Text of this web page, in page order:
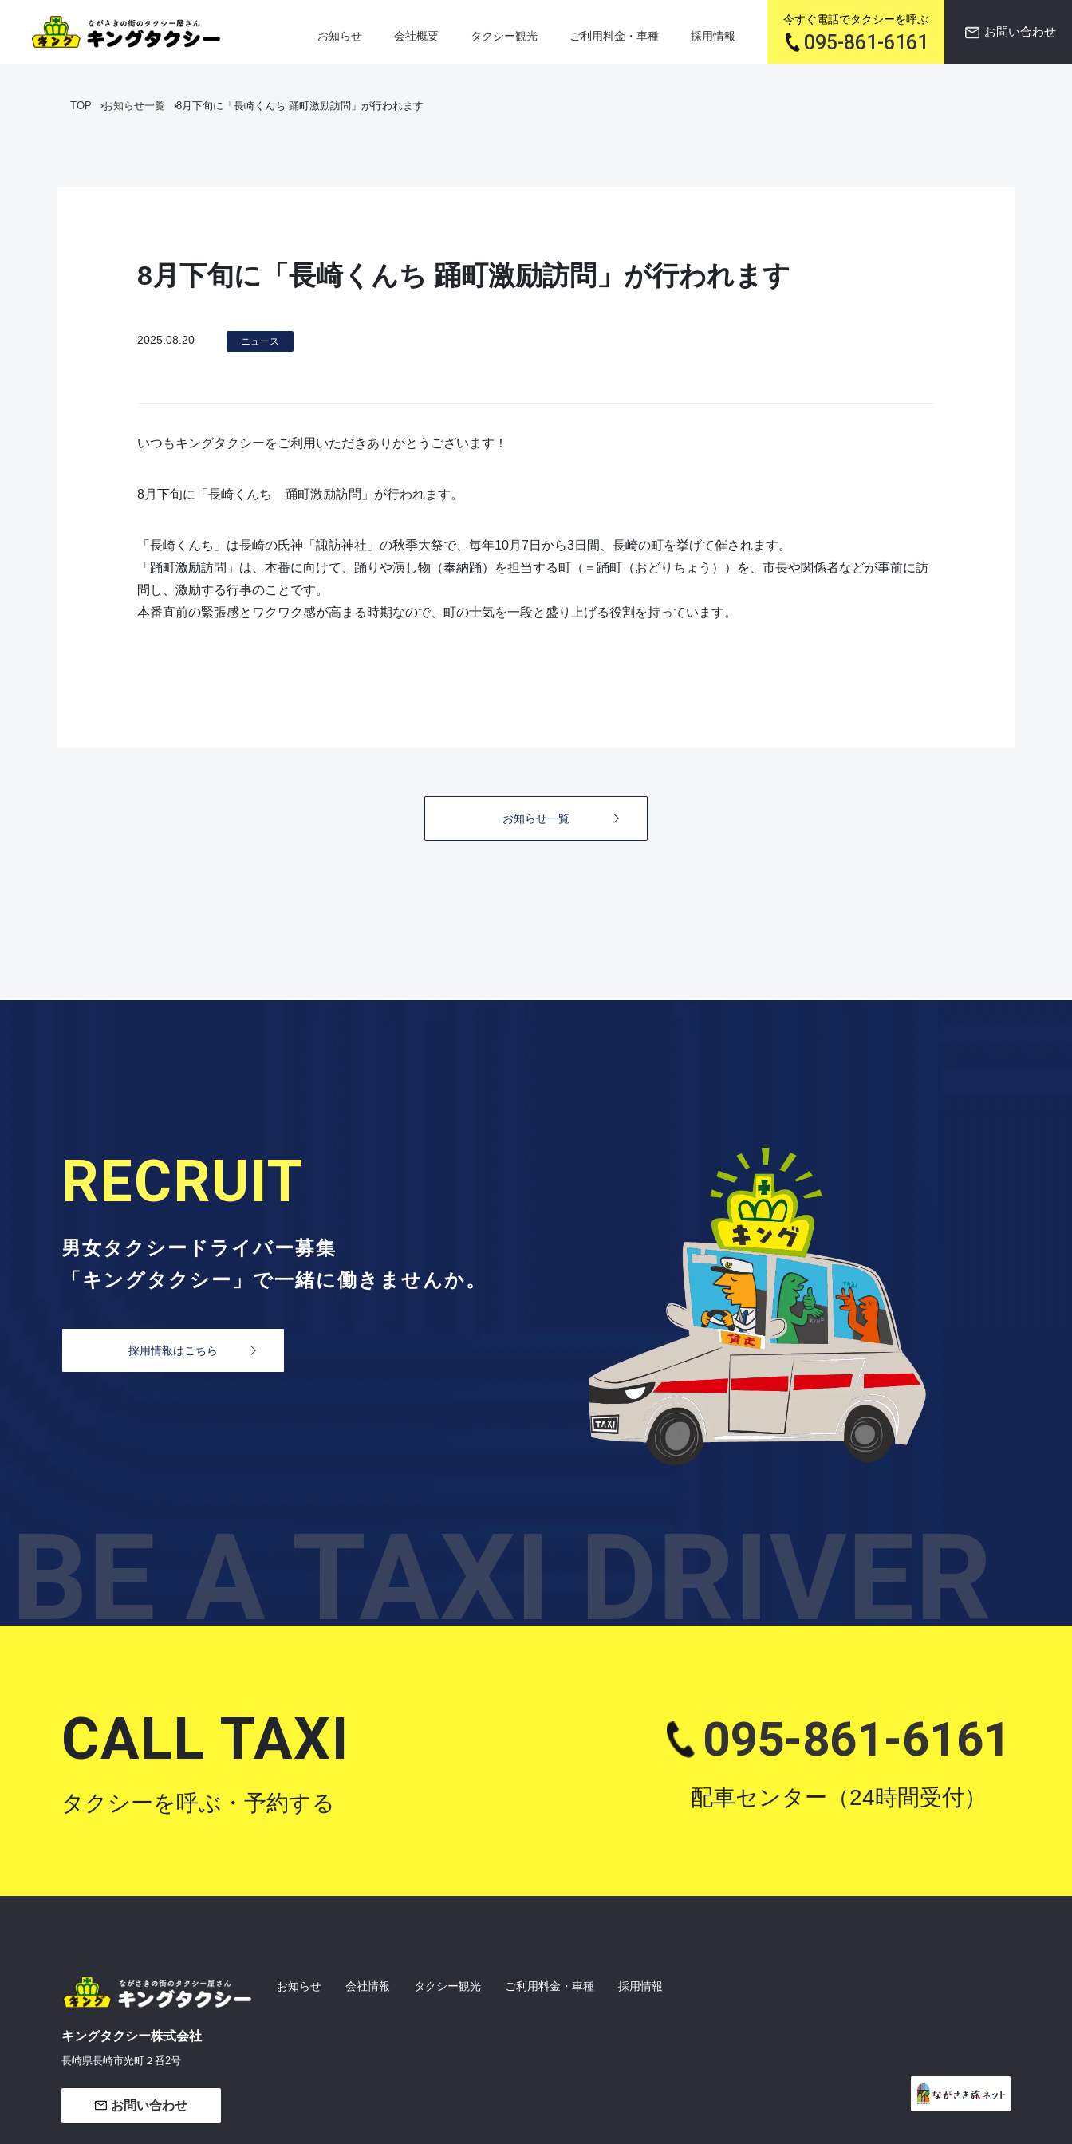
お知らせ 会社概要 タクシー観光 ご利用料金・車種 採用情報
今すぐ電話でタクシーを呼ぶ
095-861-6161 お問い合わせ
TOP お知らせ一覧 8月下旬に「長崎くんち 踊町激励訪問」が行われます
8月下旬に「長崎くんち 踊町激励訪問」が行われます
2025.08.20 ニュース
いつもキングタクシーをご利用いただきありがとうございます！
8月下旬に「長崎くんち 踊町激励訪問」が行われます。
「長崎くんち」は長崎の氏神「諏訪神社」の秋季大祭で、毎年10月7日から3日間、長崎の町を挙げて催されます。
「踊町激励訪問」は、本番に向けて、踊りや演し物（奉納踊）を担当する町（＝踊町（おどりちょう））を、市長や関係者などが事前に訪
問し、激励する行事のことです。
本番直前の緊張感とワクワク感が高まる時期なので、町の士気を一段と盛り上げる役割を持っています。
お知らせ一覧
RECRUIT
男女タクシードライバー募集
「キングタクシー」で一緒に働きませんか。
採用情報はこちら
A TAXI DRIVER
CALL TAXI
タクシーを呼ぶ・予約する
095-861-6161
配車センター（24時間受付）
キングタクシー株式会社
長崎県長崎市光町２番2号
お問い合わせ
お知らせ 会社情報 タクシー観光 ご利用料金・車種 採用情報